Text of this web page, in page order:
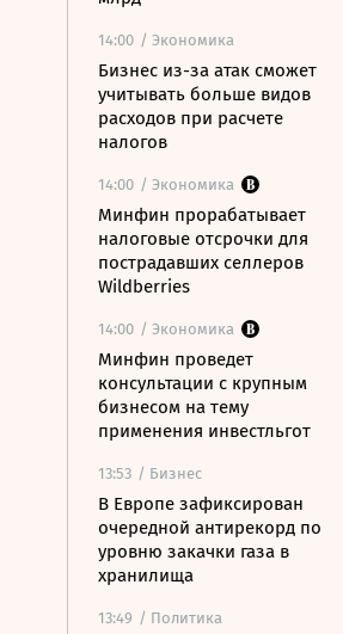
14:00 / Экономика
Бизнес из-за атак сможет
учитывать больше видов
расходов при расчете
налогов
14:00 / Экономика
Минфин прорабатывает
налоговые отсрочки для
пострадавших селлеров
Wildberries
14:00 / Экономика
Минфин проведет
консультации с крупным
бизнесом на тему
применения инвестльгот
13:53 / Бизнес
В Европе зафиксирован
очередной антирекорд по
уровню закачки газа в
хранилища
13:49 / Политика